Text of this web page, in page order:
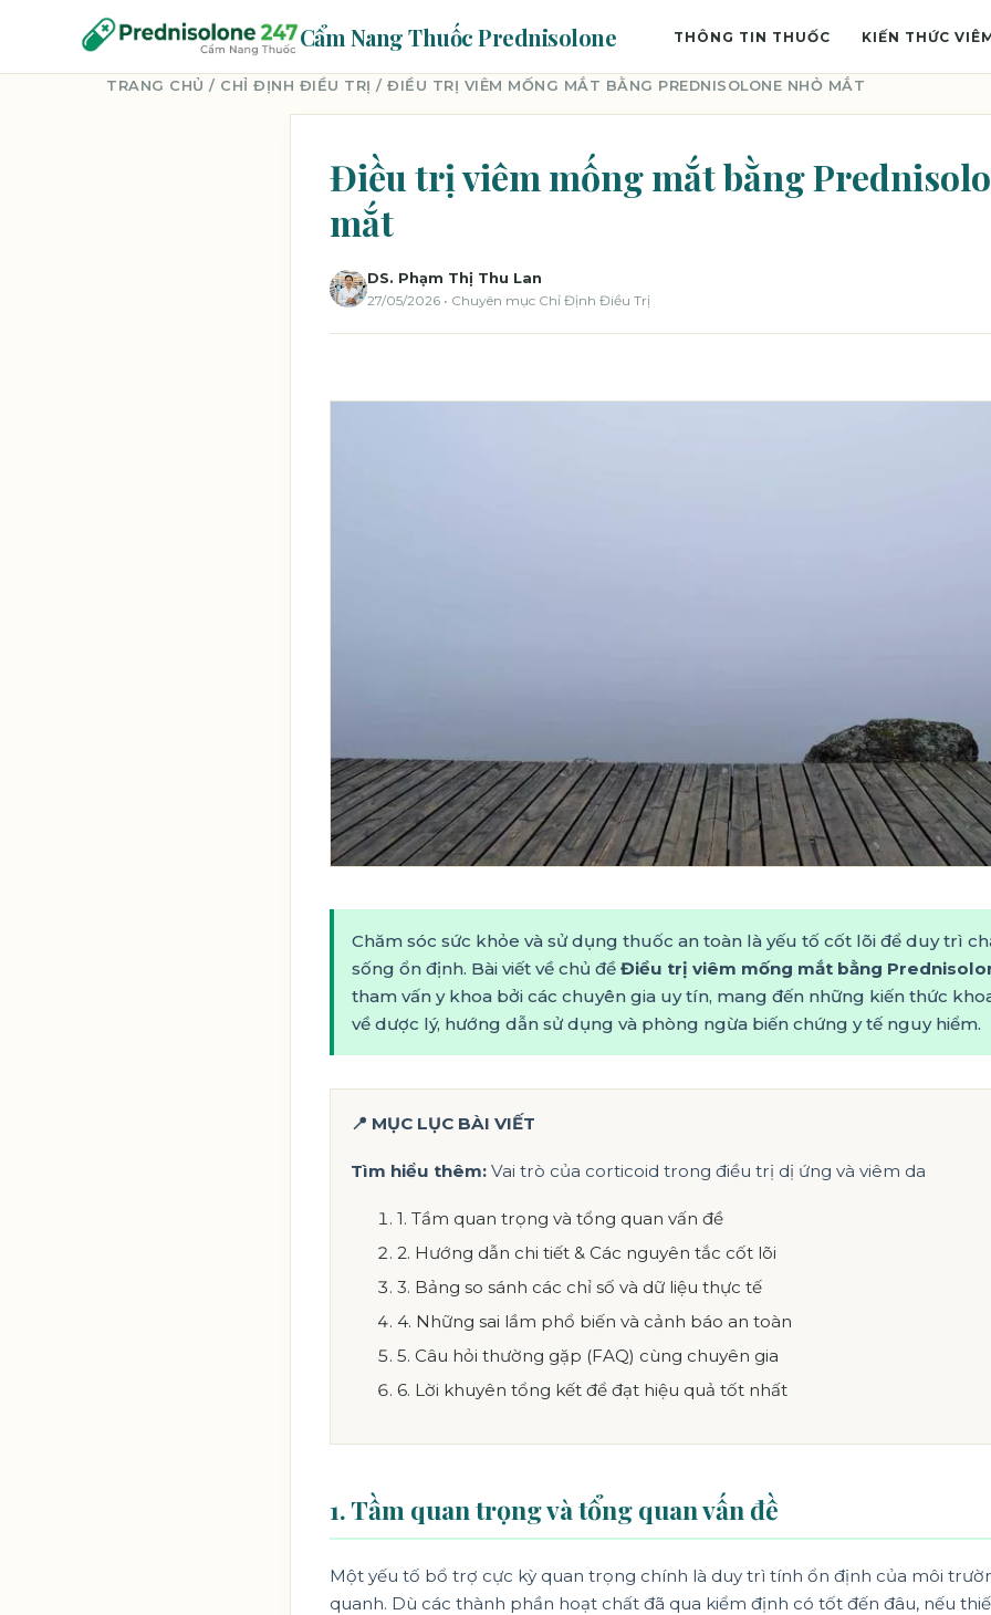
Cẩm Nang Thuốc Prednisolone THÔNG TIN THUỐC KIẾN THỨC
TRANG CHỦ / CHỈ ĐỊNH ĐIỀU TRỊ / ĐIỀU TRỊ VIÊM MỐNG MẮT BẰNG PREDNISOLONE NHỎ MẮT
Điều trị viêm mống mắt bằng
mắt
DS. Phạm Thị Thu Lan
27/05/2026 • Chuyên mục Chỉ Định Điều Trị
Chăm sóc sức khỏe và sử dụng thuốc an toàn là yếu tố cốt lõi để duy trì
sống ổn định. Bài viết về chủ đề Điều trị viêm mống mắt bằng
tham vấn y khoa bởi các chuyên gia uy tín, mang đến những kiến thức
về dược lý, hướng dẫn sử dụng và phòng ngừa biến chứng y tế nguy hiểm.
📍 MỤC LỤC BÀI VIẾT
Tìm hiểu thêm: Vai trò của corticoid trong điều trị dị ứng và viêm da
1. Tầm quan trọng và tổng quan vấn đề
2. Hướng dẫn chi tiết & Các nguyên tắc cốt lõi
3. Bảng so sánh các chỉ số và dữ liệu thực tế
4. Những sai lầm phổ biến và cảnh báo an toàn
5. Câu hỏi thường gặp (FAQ) cùng chuyên gia
6. Lời khuyên tổng kết để đạt hiệu quả tốt nhất
1. Tầm quan trọng và tổng quan vấn đề
Một yếu tố bổ trợ cực kỳ quan trọng chính là duy trì tính ổn định của môi
quanh. Dù các thành phần hoạt chất đã qua kiểm định có tốt đến đâu, nếu